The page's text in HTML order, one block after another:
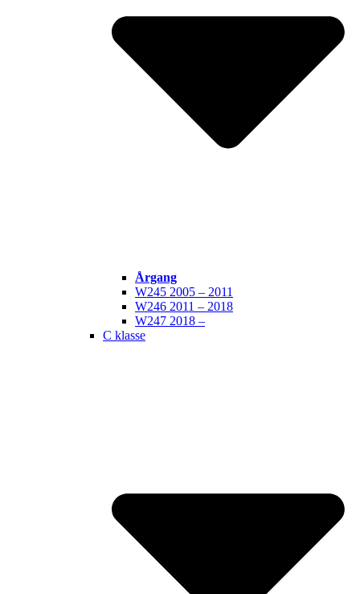
Årgang
W245 2005 – 2011
W246 2011 – 2018
W247 2018 –
C klasse